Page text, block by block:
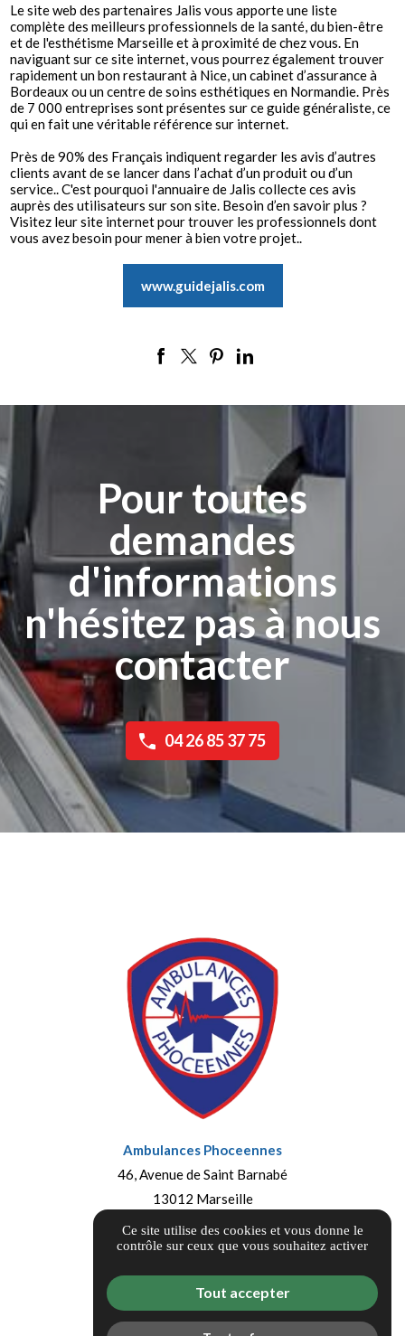
Le site web des partenaires Jalis vous apporte une liste
complète des meilleurs professionnels de la santé, du bien-être
et de l'esthétisme Marseille et à proximité de chez vous. En
naviguant sur ce site internet, vous pourrez également trouver
rapidement un bon restaurant à Nice, un cabinet d’assurance à
Bordeaux ou un centre de soins esthétiques en Normandie. Près
de 7 000 entreprises sont présentes sur ce guide généraliste, ce
qui en fait une véritable référence sur internet.
Près de 90% des Français indiquent regarder les avis d’autres
clients avant de se lancer dans l’achat d’un produit ou d’un
service.. C'est pourquoi l'annuaire de Jalis collecte ces avis
auprès des utilisateurs sur son site. Besoin d’en savoir plus ?
Visitez leur site internet pour trouver les professionnels dont
vous avez besoin pour mener à bien votre projet..
www.guidejalis.com
Pour toutes
demandes
d'informations
n'hésitez pas à nous
contacter
04 26 85 37 75
Ambulances Phoceennes
46, Avenue de Saint Barnabé
13012 Marseille
ambuphoceennes@aol.com
04 26 85 37 75
Itinéraire
Ce site utilise des cookies et vous donne le
contrôle sur ceux que vous souhaitez activer
Tout accepter